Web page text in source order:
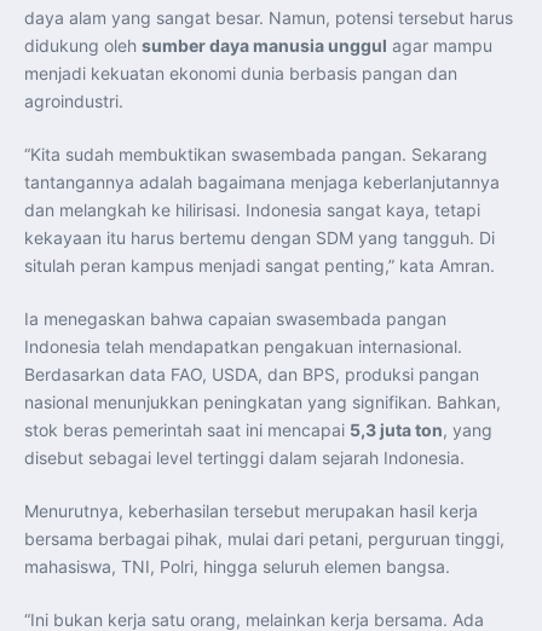
daya alam yang sangat besar. Namun, potensi tersebut harus
didukung oleh sumber daya manusia unggul agar mampu
menjadi kekuatan ekonomi dunia berbasis pangan dan
agroindustri.
“Kita sudah membuktikan swasembada pangan. Sekarang
tantangannya adalah bagaimana menjaga keberlanjutannya
dan melangkah ke hilirisasi. Indonesia sangat kaya, tetapi
kekayaan itu harus bertemu dengan SDM yang tangguh. Di
situlah peran kampus menjadi sangat penting,” kata Amran.
Ia menegaskan bahwa capaian swasembada pangan
Indonesia telah mendapatkan pengakuan internasional.
Berdasarkan data FAO, USDA, dan BPS, produksi pangan
nasional menunjukkan peningkatan yang signifikan. Bahkan,
stok beras pemerintah saat ini mencapai 5,3 juta ton, yang
disebut sebagai level tertinggi dalam sejarah Indonesia.
Menurutnya, keberhasilan tersebut merupakan hasil kerja
bersama berbagai pihak, mulai dari petani, perguruan tinggi,
mahasiswa, TNI, Polri, hingga seluruh elemen bangsa.
“Ini bukan kerja satu orang, melainkan kerja bersama. Ada